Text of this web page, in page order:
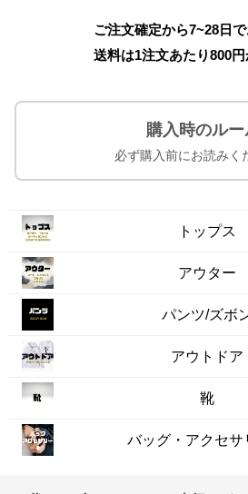
ご注文確定から7~28日
送料は1注文あたり800
購入時のルー
必ず購入前にお読みく
トップス
アウター
パンツ/ズボ
アウトドア
靴
バッグ・アクセサ